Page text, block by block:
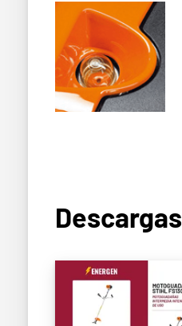
Descargas